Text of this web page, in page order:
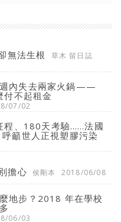
無法生根
草木 留日誌
內失去兩家火鍋——
付不起租金
07/02
程、180天考驗……法國
籲世人正視塑膠污染
擔心 侯剛本 2018/06/08
地步？2018 年在學校
06/03